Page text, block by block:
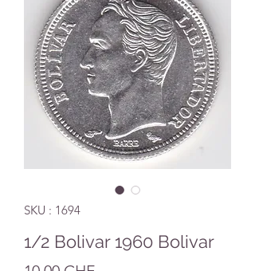
SKU : 1694
1/2 Bolivar 1960 Bolivar